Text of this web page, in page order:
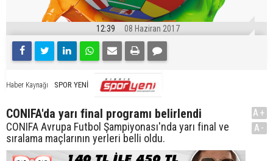
12:39 08 Haziran 2017
Haber Kaynağı SPOR YENİ
CONIFA'da yarı final programı belirlendi
CONIFA Avrupa Futbol Şampiyonası'nda yarı final ve
sıralama maçlarının yerleri belli oldu.
A+
A-